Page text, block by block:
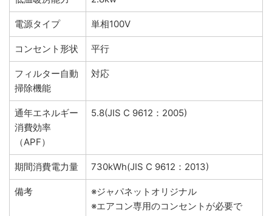
電源タイプ 単相100V
コンセント形状 平行
フィルター自動
掃除機能
対応
通年エネルギー
消費効率
（APF）
5.8(JIS C 9612：2005)
期間消費電力量 730kWh(JIS C 9612：2013)
備考
※ジャパネットオリジナル
※エアコン専用のコンセントが必要で